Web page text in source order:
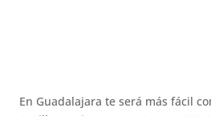
En Guadalajara te será más fácil